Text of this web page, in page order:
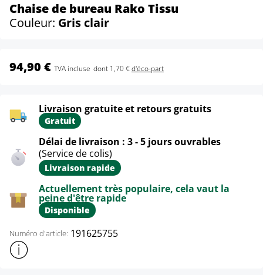
Chaise de bureau Rako Tissu
Couleur: Gris clair
94,90 € TVA incluse dont 1,70 €d'éco-part
Livraison gratuite et retours gratuits
Gratuit
Délai de livraison : 3 - 5 jours ouvrables
(Service de colis)
Livraison rapide
Actuellement très populaire, cela vaut la
peine d'être rapide
Disponible
Numéro d'article: 191625755
Afficher plus d'informations sur le produit